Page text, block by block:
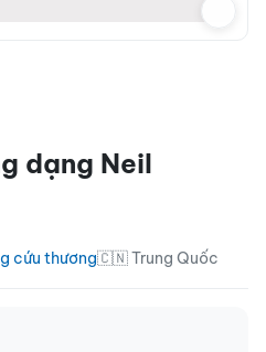
dạng Neil
cứu thương🇨🇳 Trung Quốc